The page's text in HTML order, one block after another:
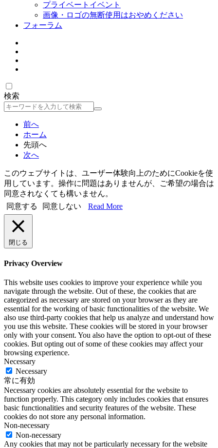
プライベートイベント
画像・ロゴの無断使用はおやめください
フォーラム
検索
検
前へ
ホーム
先頭へ
次へ
このウェブサイトは、ユーザー体験向上のためにCookieを使
用しています。操作に問題はありませんが、ご希望の場合は
同意されなくても構いません。
同意する
同意しない Read More
閉じる
Privacy Overview
This website uses cookies to improve your experience while you
navigate through the website. Out of these, the cookies that are
categorized as necessary are stored on your browser as they are
essential for the working of basic functionalities of the website. We
also use third-party cookies that help us analyze and understand how
you use this website. These cookies will be stored in your browser
only with your consent. You also have the option to opt-out of these
cookies. But opting out of some of these cookies may affect your
browsing experience.
Necessary
Necessary
常に有効
Necessary cookies are absolutely essential for the website to
function properly. This category only includes cookies that ensures
basic functionalities and security features of the website. These
cookies do not store any personal information.
Non-necessary
Non-necessary
Any cookies that may not be particularly necessary for the website